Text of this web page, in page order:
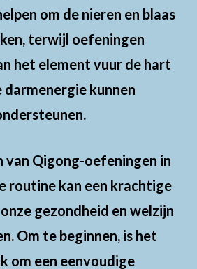
om de nieren en blaas
terwijl oefeningen
het element vuur de hart
darmenergie kunnen
van Qigong-oefeningen in
routine kan een krachtige
gezondheid en welzijn
Om te beginnen, is het
om een eenvoudige